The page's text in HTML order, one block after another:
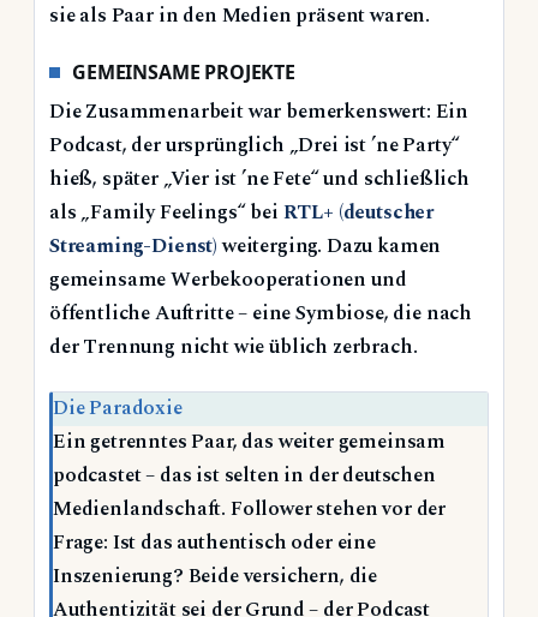
sie als Paar in den Medien präsent waren.
GEMEINSAME PROJEKTE
Die Zusammenarbeit war bemerkenswert: Ein
Podcast, der ursprünglich „Drei ist ’ne Party“
hieß, später „Vier ist ’ne Fete“ und schließlich
als „Family Feelings“ bei RTL+ (deutscher
Streaming-Dienst)weiterging. Dazu kamen
gemeinsame Werbekooperationen und
öffentliche Auftritte – eine Symbiose, die nach
der Trennung nicht wie üblich zerbrach.
Die Paradoxie
Ein getrenntes Paar, das weiter gemeinsam
podcastet – das ist selten in der deutschen
Medienlandschaft. Follower stehen vor der
Frage: Ist das authentisch oder eine
Inszenierung? Beide versichern, die
Authentizität sei der Grund – der Podcast